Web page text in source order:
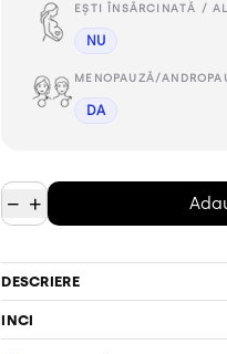
EȘTI ÎNSĂRCINATĂ /
NU
MENOPAUZĂ/
DA
− +
DESCRIERE
INCI